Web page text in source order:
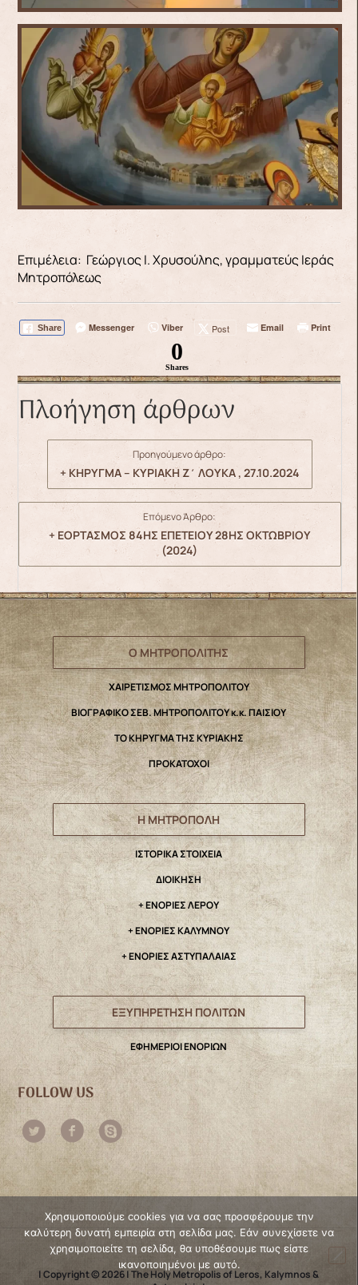
Επιμέλεια: Γεώργιος Ι. Χρυσούλης, γραμματεύς Ιεράς
Μητροπόλεως
Share Messenger Viber Post Email Print
0
Shares
Πλοήγηση άρθρων
Προηγούμενο άρθρο:
+ ΚΗΡΥΓΜΑ – ΚΥΡΙΑΚΗ Ζ΄ ΛΟΥΚΑ , 27.10.2024
Επόμενο Άρθρο:
+ ΕΟΡΤΑΣΜΟΣ 84ΗΣ ΕΠΕΤΕΙΟΥ 28ΗΣ ΟΚΤΩΒΡΙΟΥ
(2024)
Ο ΜΗΤΡΟΠΟΛΙΤΗΣ
ΧΑΙΡΕΤΙΣΜΟΣ ΜΗΤΡΟΠΟΛΙΤΟΥ
ΒΙΟΓΡΑΦΙΚΟ ΣΕΒ. ΜΗΤΡΟΠΟΛΙΤΟΥ κ.κ. ΠΑΙΣΙΟΥ
ΤΟ ΚΗΡΥΓΜΑ ΤΗΣ ΚΥΡΙΑΚΗΣ
ΠΡΟΚΑΤΟΧΟΙ
Η ΜΗΤΡΟΠΟΛΗ
IΣΤΟΡΙΚΑ ΣΤΟΙΧΕΙΑ
ΔΙΟΙΚΗΣΗ
+ ΕΝΟΡΙΕΣ ΛΕΡΟΥ
+ ΕΝΟΡΙΕΣ ΚΑΛΥΜΝΟΥ
+ ΕΝΟΡΙΕΣ ΑΣΤΥΠΑΛΑΙΑΣ
ΕΞΥΠΗΡΕΤΗΣΗ ΠΟΛΙΤΩΝ
ΕΦΗΜΕΡΙΟΙ ΕΝΟΡΙΩΝ
FOLLOW US
| Copyright © 2026 | The Holy Metropolis of Leros, Kalymnos &
Χρησιμοποιούμε cookies για να σας προσφέρουμε την
καλύτερη δυνατή εμπειρία στη σελίδα μας. Εάν συνεχίσετε να
χρησιμοποιείτε τη σελίδα, θα υποθέσουμε πως είστε
ικανοποιημένοι με αυτό.